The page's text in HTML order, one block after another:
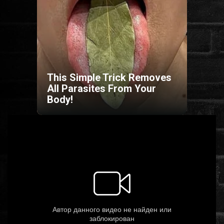
ANIMÁCIÓSThis Simple Trick Removes
All Parasites From Your
Body!